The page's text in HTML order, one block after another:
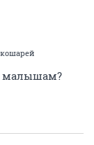
малышам?